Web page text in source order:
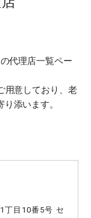
代理店一覧ペー
用意しており、老
添います。
丁目10番5号 セ